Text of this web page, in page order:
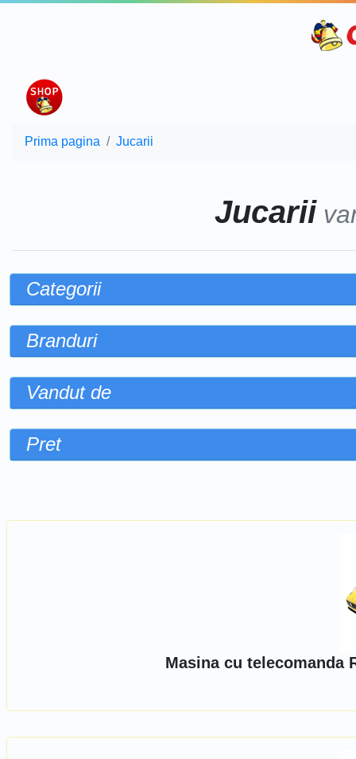
Prima pagina Jucarii
Jucarii
Categorii
Branduri
Vandut de
Pret
Masina cu telecomanda